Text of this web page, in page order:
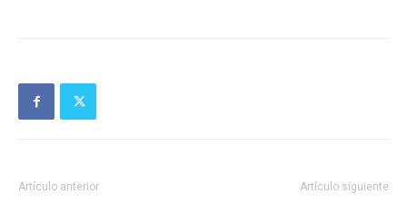
Artículo anterior Artículo siguiente